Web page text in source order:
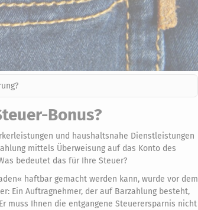
Bonus?
und haushaltsnahe Dienstleistungen
mittels Überweisung auf das Konto des
bedeutet das für Ihre Steuer?
haftbar gemacht werden kann, wurde vor dem
Ein Auftragnehmer, der auf Barzahlung besteht,
muss Ihnen die entgangene Steuerersparnis nicht